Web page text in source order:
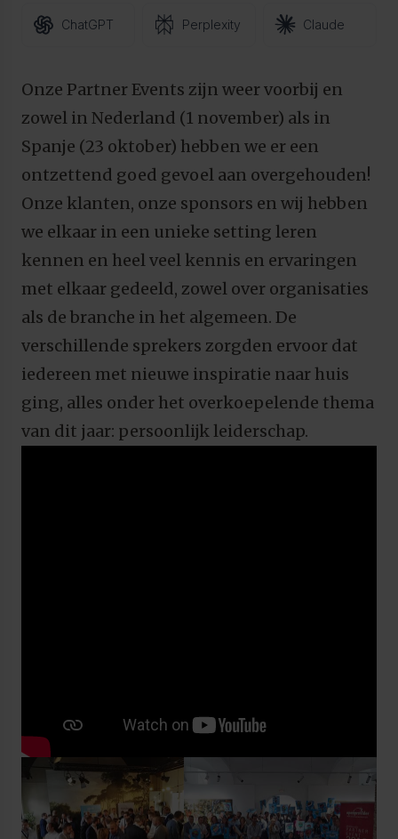
ChatGPT Perplexity Claude
Onze Partner Events zijn weer voorbij en
zowel in Nederland (1 november) als in
Spanje (23 oktober) hebben we er een
ontzettend goed gevoel aan overgehouden!
Onze klanten, onze sponsors en wij hebben
we elkaar in een unieke setting leren
kennen en heel veel kennis en ervaringen
met elkaar gedeeld, zowel over organisaties
als de branche in het algemeen. De
verschillende sprekers zorgden ervoor dat
iedereen met nieuwe inspiratie naar huis
ging, alles onder het overkoepelende thema
van dit jaar: persoonlijk leiderschap.